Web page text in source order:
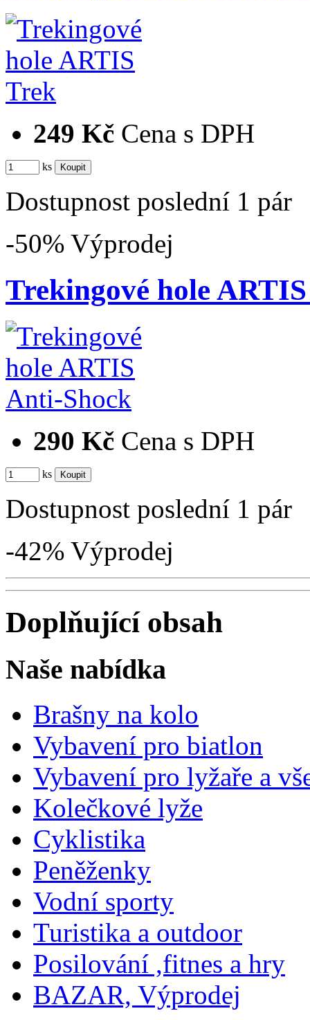
249 Kč Cena s DPH
ks
Dostupnost poslední 1 pár
-50% Výprodej
Trekingové hole
290 Kč Cena s DPH
ks
Dostupnost poslední 1 pár
-42% Výprodej
Doplňující obsah
Naše nabídka
Brašny na kolo
Vybavení pro biatlon
Vybavení pro lyžaře a
Kolečkové lyže
Cyklistika
Peněženky
Vodní sporty
Turistika a outdoor
Posilování ,fitnes a hry
BAZAR, Výprodej